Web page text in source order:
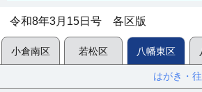
令和8年3月15日号 各区版
小倉南区 若松区 八幡東区
はがき・